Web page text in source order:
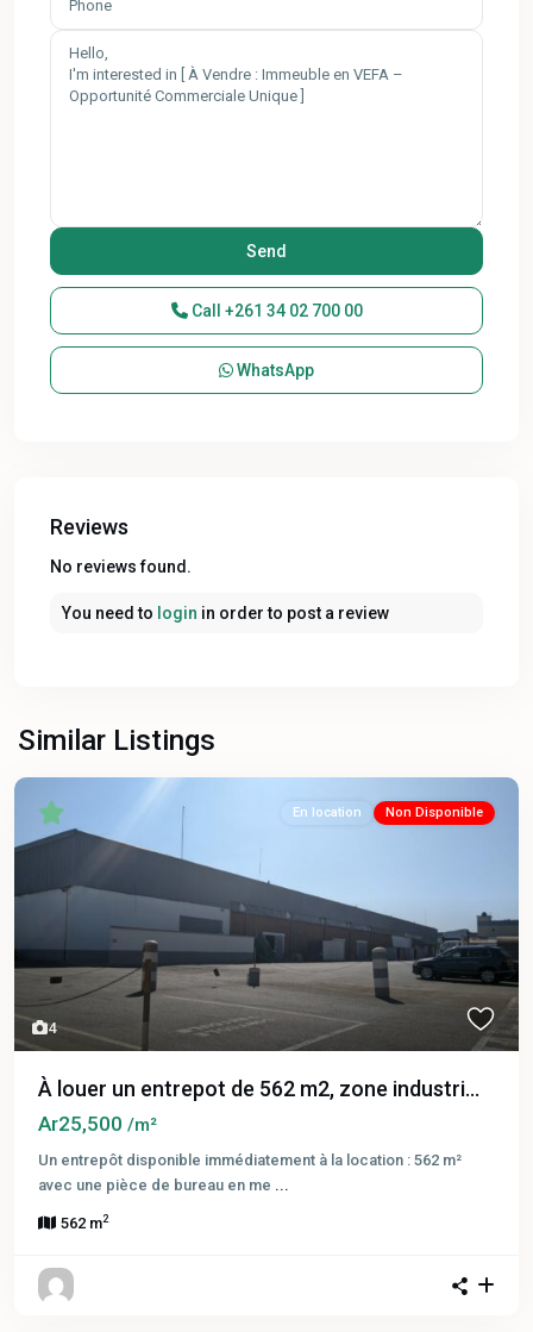
Call +261 34 02 700 00
WhatsApp
Reviews
No reviews found.
You need to login in order to post a review
Similar Listings
4
En location Non Disponible
À louer un entrepot de 562 m2, zone industri...
Ar25,500 /m²
Un entrepôt disponible immédiatement à la location : 562 m²
avec une pièce de bureau en me ...
562 m2